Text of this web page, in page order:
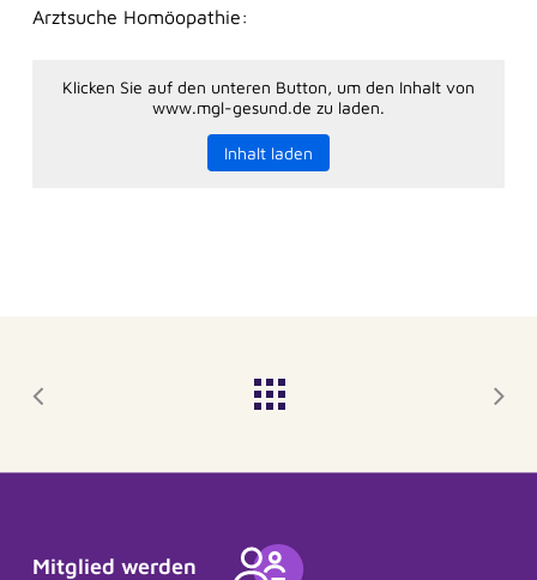
Arztsuche Homöopathie:
Klicken Sie auf den unteren Button, um den Inhalt von
www.mgl-gesund.de zu laden.
Inhalt laden
Mitglied werden